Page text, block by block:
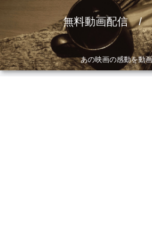
無料動画配信 /
あの映画の感動を動